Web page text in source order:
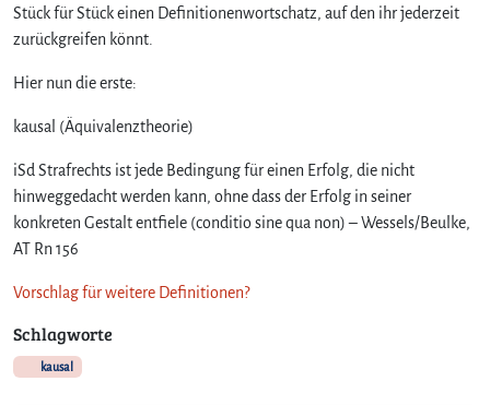
e
a
u
s
Stück für Stück einen Definitionenwortschatz, auf den ihr jederzeit
zurückgreifen könnt.
Hier nun die erste:
kausal (Äquivalenztheorie)
iSd Strafrechts ist jede Bedingung für einen Erfolg, die nicht
hinweggedacht werden kann, ohne dass der Erfolg in seiner
konkreten Gestalt entfiele (conditio sine qua non) – Wessels/Beulke,
AT Rn 156
Vorschlag für weitere Definitionen?
Schlagworte
kausal